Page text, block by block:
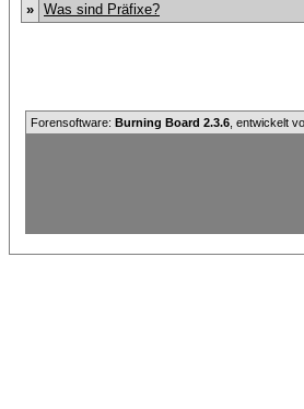
» Was sind Präfixe?
Forensoftware: Burning Board 2.3.6 , entwickelt